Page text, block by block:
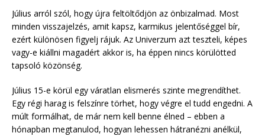
Július arról szól, hogy újra feltöltődjön az önbizalmad. Most
minden visszajelzés, amit kapsz, karmikus jelentőséggel bír,
ezért különösen figyelj rájuk. Az Univerzum azt teszteli, képes
vagy-e kiállni magadért akkor is, ha éppen nincs körülötted
tapsoló közönség.
Július 15-e körül egy váratlan elismerés szinte megrendíthet.
Egy régi harag is felszínre törhet, hogy végre el tudd engedni. A
múlt formálhat, de már nem kell benne élned – ebben a
hónapban megtanulod, hogyan lehessen hátranézni anélkül,